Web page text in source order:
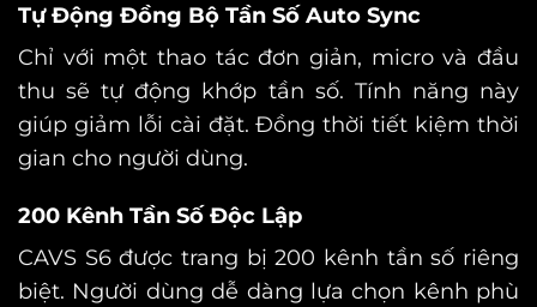
Tự Động Đồng Bộ Tần Số Auto Sync
Chỉ với một thao tác đơn giản, micro và đầu
thu sẽ tự động khớp tần số. Tính năng này
giúp giảm lỗi cài đặt.Đồng thời tiết kiệm thời
gian cho người dùng.
200 Kênh Tần Số Độc Lập
CAVS S6 được trang bị 200 kênh tần số riêng
biệt. Người dùng dễ dàng lựa chọn kênh phù